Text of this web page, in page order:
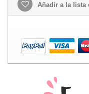
Añadir a la lista